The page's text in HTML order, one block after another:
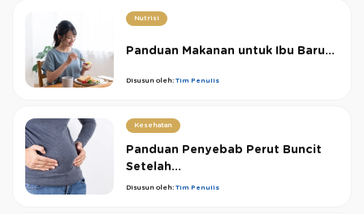
Nutrisi
Panduan Makanan untuk Ibu Baru...
Disusun oleh: Tim Penulis
Kesehatan
Panduan Penyebab Perut Buncit
Setelah...
Disusun oleh: Tim Penulis